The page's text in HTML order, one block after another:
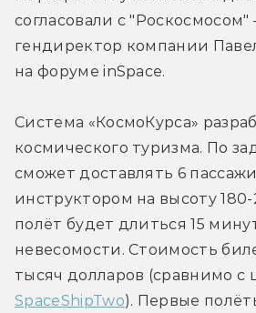
согласовали с
гендиректор компании
на форуме inSpace.
Система «КосмоКурса»
космического туризма. По
сможет доставлять 6
инструктором на высоту
полёт будет длиться 15
невесомости. Стоимость
SpaceShipTwo). Первые